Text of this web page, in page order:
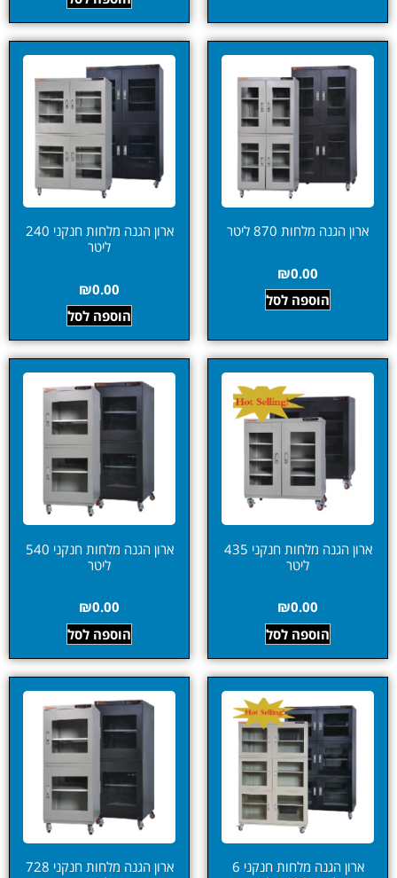
ארון הגנה מלחות 870 ליטר
₪0.00
הוספה לסל
ארון הגנה מלחות חנקני 240
ליטר
₪0.00
הוספה לסל
ארון הגנה מלחות חנקני 435
ליטר
₪0.00
הוספה לסל
ארון הגנה מלחות חנקני 540
ליטר
₪0.00
הוספה לסל
ארון הגנה מלחות חנקני 6
ארון הגנה מלחות חנקני 728